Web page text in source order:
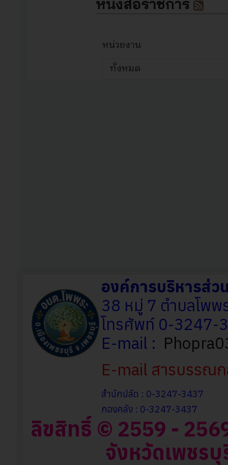
องค์การบริหารส่ว
38 หมู่ 7 ตำบลโพพ
โทรศัพท์ 0-3247-
E-mail :
E-mail สารบรรณ
สำนักปลัด : 0-3247-3437
กองคลัง : 0-3247-3437
ลิขสิทธิ์ © 2559 -
จังหวัดเพชร